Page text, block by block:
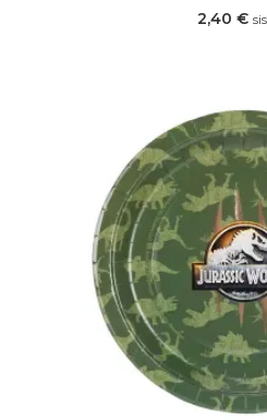
2,40 €